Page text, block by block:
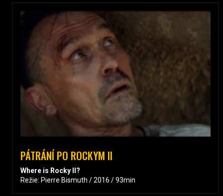
PÁTRÁNÍ PO ROCKYM II
Where is Rocky II?
Režie: Pierre Bismuth / 2016 / 93min